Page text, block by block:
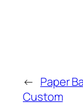
← Paper
Custom